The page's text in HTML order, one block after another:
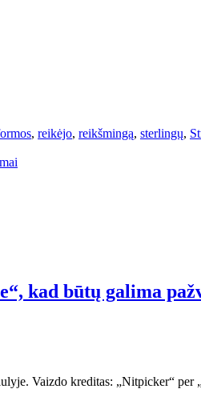
, reikėjo, reikšmingą, sterlingų,
kad būtų galima
Vaizdo kreditas: „Nitpicker“